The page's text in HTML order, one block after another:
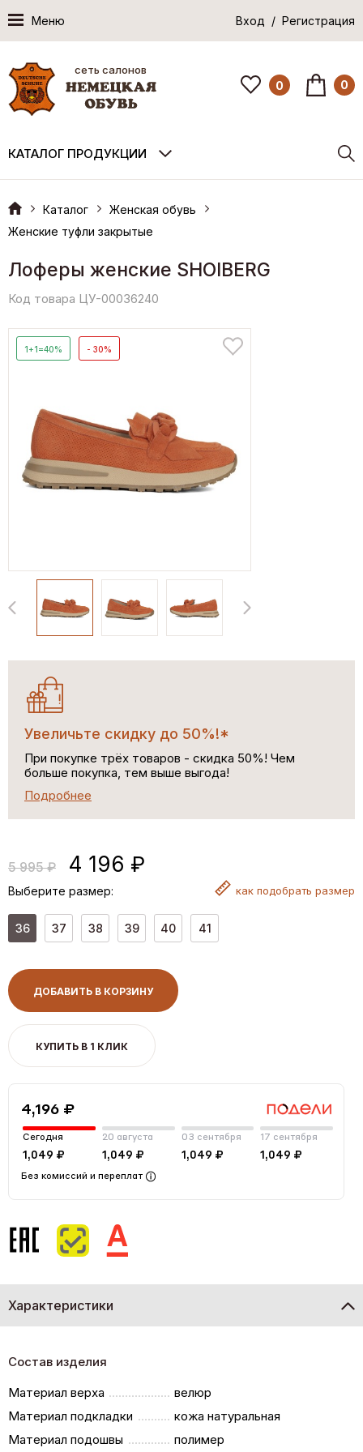
Меню Вход / Регистрация
сеть салонов
0 0
КАТАЛОГ ПРОДУКЦИИ
Каталог
Женская обувь
Женские туфли закрытые
Лоферы женские SHOIBERG
Код товара ЦУ-00036240
1+1=40% - 30%
Увеличьте скидку до 50%!*
При покупке трёх товаров - скидка 50%! Чем
больше покупка, тем выше выгода!
Подробнее
5 995 ₽ 4 196 ₽
Выберите размер: как подобрать размер
36 37 38 39 40 41
ДОБАВИТЬ В КОРЗИНУ
КУПИТЬ В 1 КЛИК
4,196 ₽
Сегодня
1,049 ₽
20 августа
1,049 ₽
03 сентября
1,049 ₽
17 сентября
1,049 ₽
Без комиссий и переплат
Характеристики
Состав изделия
Материал верха
велюр
Материал подкладки
кожа натуральная
Материал подошвы
полимер